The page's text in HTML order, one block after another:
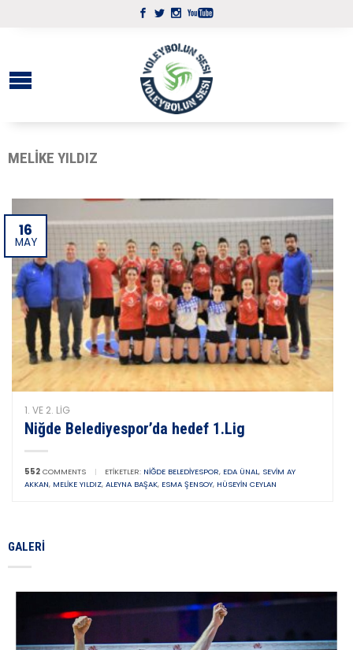
MELIKE YILDIZ
16
MAY
1. VE 2. LIG
Niğde Belediyespor’da hedef 1.Lig
552 COMMENTS | ETIKETLER: NIĞDE BELEDIYESPOR, EDA ÜNAL, SEVIM AY
AKKAN, MELIKE YILDIZ, ALEYNA BAŞAK, ESMA ŞENSOY, HÜSEYIN CEYLAN
GALERI